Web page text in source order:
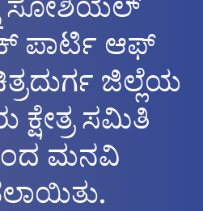
ಪಾರ್ಟಿ ಆಫ್
ಜಿಲ್ಲೆಯ
ಸಮಿತಿ
ಮನವಿ